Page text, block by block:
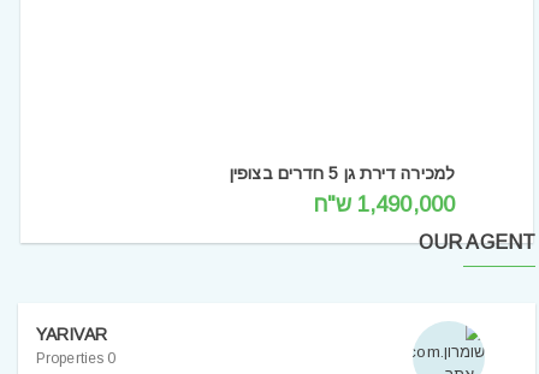
למכירה דירת גן 5 חדרים בצופין
1,490,000 ש"ח
OUR AGENT
YARIVAR
0 Properties